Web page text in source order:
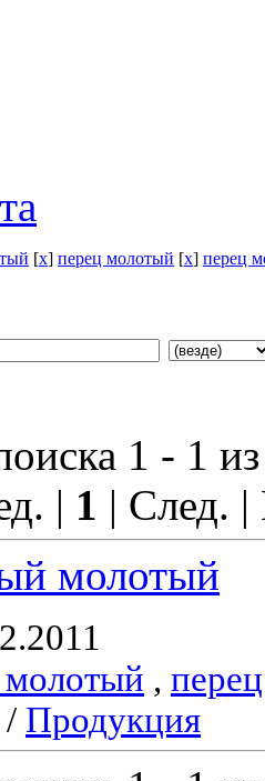
[x] перец молотый [x] перец
1 - 1
| 1 | След.
молотый
, перец
/ Продукция